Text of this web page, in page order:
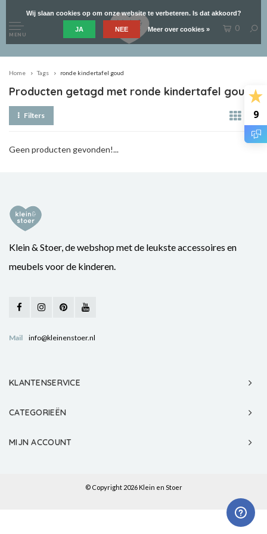
9
MENU
0
Home Tags ronde kindertafel goud
Producten getagd met ronde kindertafel goud
Filters
Geen producten gevonden!...
Klein & Stoer, de webshop met de leukste accessoires en
meubels voor de kinderen.
Mail info@kleinenstoer.nl
KLANTENSERVICE
CATEGORIEËN
MIJN ACCOUNT
© Copyright 2026 Klein en Stoer
Wij slaan cookies op om onze website te verbeteren. Is dat akkoord?
JA NEE Meer over cookies »